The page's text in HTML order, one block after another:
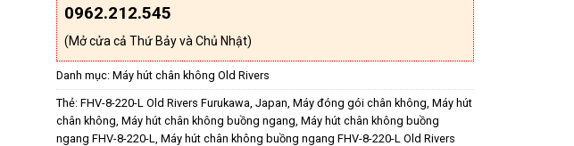
0962.212.545
(Mở cửa cả Thứ Bảy và Chủ Nhật)
Danh mục: Máy hút chân không Old Rivers
Thẻ: FHV-8-220-L Old Rivers Furukawa Japan Máy đóng gói chân không Máy hút
chân không Máy hút chân không buồng ngang Máy hút chân không buồng
ngang FHV-8-220-L
Máy hút chân không buồng ngang FHV-8-220-L Old Rivers